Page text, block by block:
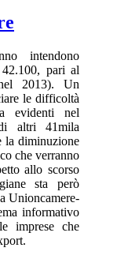
intendono
42.100, pari al
2013). Un
le difficoltà
evidenti nel
altri 41mila
la diminuzione
che verranno
allo scorso
sta però
Unioncamere-
informativo
imprese che